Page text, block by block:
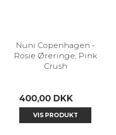
Nuni Copenhagen -
Rosie Øreringe, Pink
Crush
400,00 DKK
VIS PRODUKT